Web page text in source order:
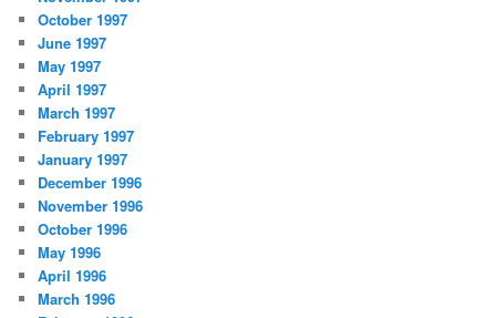
October 1997
June 1997
May 1997
April 1997
March 1997
February 1997
January 1997
December 1996
November 1996
October 1996
May 1996
April 1996
March 1996